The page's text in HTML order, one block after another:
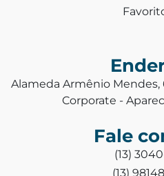
Alameda Armênio Mendes,
Corporate -
Fale
(13)
(13)